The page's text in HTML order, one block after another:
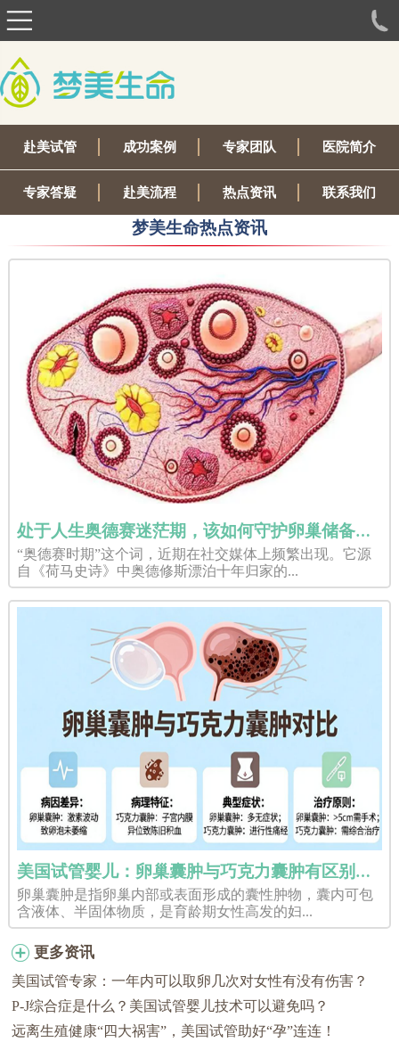
赴美试管 成功案例 专家团队 医院简介
专家答疑 赴美流程 热点资讯 联系我们
梦美生命热点资讯
处于人生奥德赛迷茫期，该如何守护卵巢储备规划赴美试管婴儿？
“奥德赛时期”这个词，近期在社交媒体上频繁出现。它源
自《荷马史诗》中奥德修斯漂泊十年归家的...
美国试管婴儿：卵巢囊肿与巧克力囊肿有区别吗？
卵巢囊肿是指卵巢内部或表面形成的囊性肿物，囊内可包
含液体、半固体物质，是育龄期女性高发的妇...
更多资讯
美国试管专家：一年内可以取卵几次对女性有没有伤害？
P-J综合症是什么？美国试管婴儿技术可以避免吗？
远离生殖健康“四大祸害”，美国试管助好“孕”连连！